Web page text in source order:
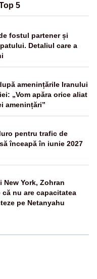
5
fostul partener și
Detaliul care a
amenințările Iranului
„Vom apăra orice aliat
amenințări”
pentru trafic de
înceapă în iunie 2027
New York, Zohran
că nu are capacitatea
pe Netanyahu